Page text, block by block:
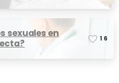
sexuales en
1 6